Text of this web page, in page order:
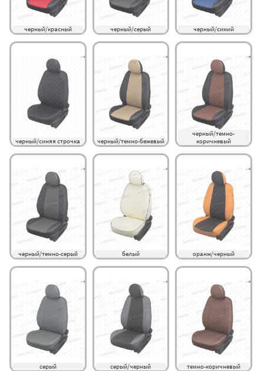
черный/красный черный/серый черный/синий
черный/синяя строчка черный/темно-бежевый
черный/темно-
коричневый
черный/темно-серый белый оранж/черный
серый серый/черный темно-коричневый